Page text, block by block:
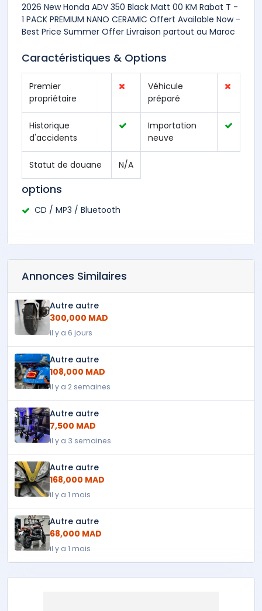
2026 New Honda ADV 350 Black Matt 00 KM Rabat T -
1 PACK PREMIUM NANO CERAMIC Offert Available Now -
Best Price Summer Offer Livraison partout au Maroc
Caractéristiques & Options
Premier
propriétaire
Véhicule
préparé
Historique
d'accidents
Importation
neuve
Statut de douane N/A
options
CD / MP3 / Bluetooth
Annonces Similaires
Autre autre
300,000 MAD
il y a 6 jours
Autre autre
108,000 MAD
il y a 2 semaines
Autre autre
7,500 MAD
il y a 3 semaines
Autre autre
168,000 MAD
il y a 1 mois
Autre autre
68,000 MAD
il y a 1 mois